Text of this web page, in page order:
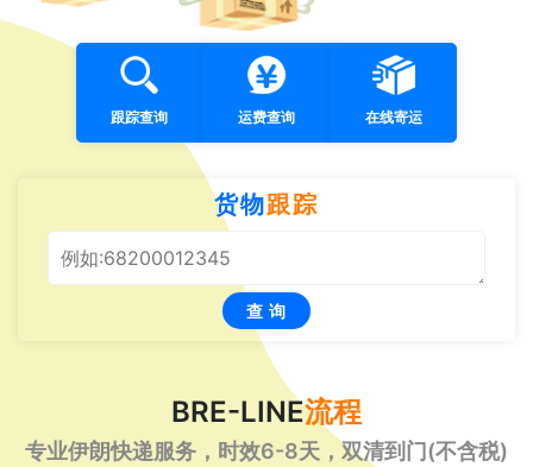
跟踪查询 运费查询 在线寄运
货物跟踪
查 询
BRE-LINE流程
专业伊朗快递服务，时效6-8天，双清到门(不含税)